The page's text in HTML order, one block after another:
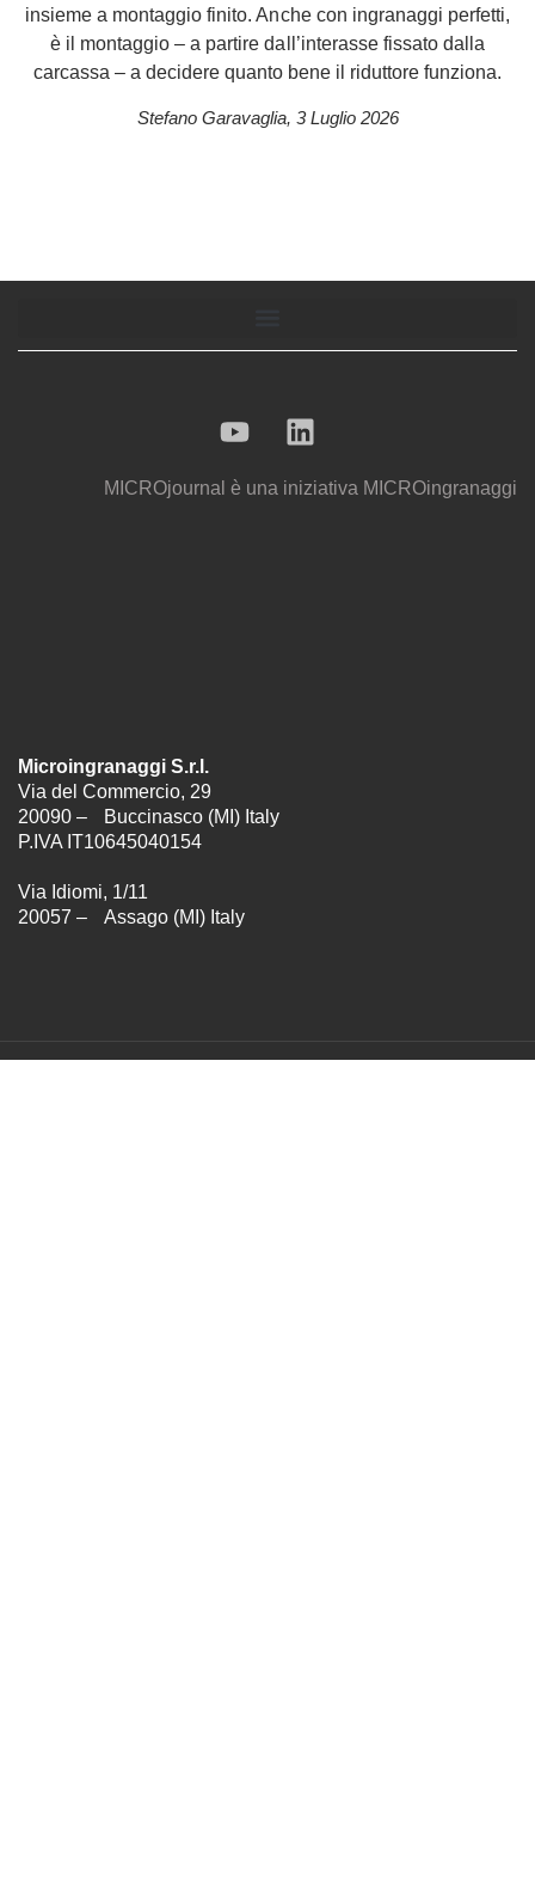
insieme a montaggio finito. Anche con ingranaggi perfetti,
è il montaggio – a partire dall’interasse fissato dalla
carcassa – a decidere quanto bene il riduttore funziona.
Stefano Garavaglia, 3 Luglio 2026
MICROjournal è una iniziativa MICROingranaggi
Microingranaggi S.r.l.
Via del Commercio, 29
20090 – Buccinasco (MI) Italy
P.IVA IT10645040154
Via Idiomi, 1/11
20057 – Assago (MI) Italy